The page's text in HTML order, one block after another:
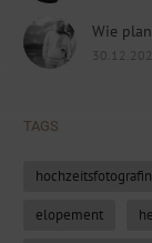
Wie
TAGS
hochzeitsfotografin
elopement